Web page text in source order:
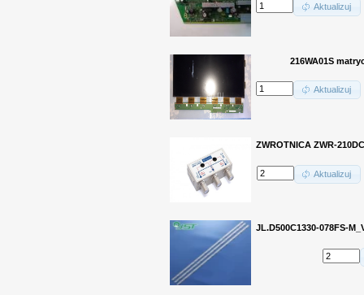
Aktualizuj
216WA01S
Aktualizuj
ZWROTNICA ZWR-
Aktualizuj
JL.D500C1330-078FS-